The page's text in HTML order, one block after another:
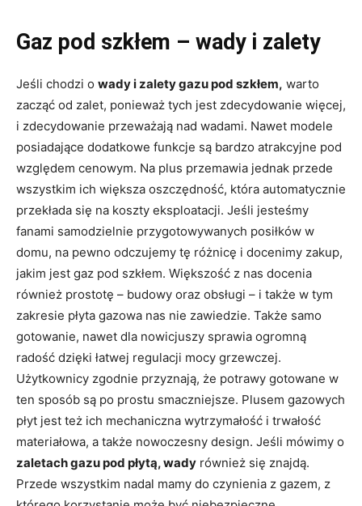
Gaz pod szkłem – wady i zalety
Jeśli chodzi o wady i zalety gazu pod szkłem, warto
zacząć od zalet, ponieważ tych jest zdecydowanie więcej,
i zdecydowanie przeważają nad wadami. Nawet modele
posiadające dodatkowe funkcje są bardzo atrakcyjne pod
względem cenowym. Na plus przemawia jednak przede
wszystkim ich większa oszczędność, która automatycznie
przekłada się na koszty eksploatacji. Jeśli jesteśmy
fanami samodzielnie przygotowywanych posiłków w
domu, na pewno odczujemy tę różnicę i docenimy zakup,
jakim jest gaz pod szkłem. Większość z nas docenia
również prostotę – budowy oraz obsługi – i także w tym
zakresie płyta gazowa nas nie zawiedzie. Także samo
gotowanie, nawet dla nowicjuszy sprawia ogromną
radość dzięki łatwej regulacji mocy grzewczej.
Użytkownicy zgodnie przyznają, że potrawy gotowane w
ten sposób są po prostu smaczniejsze. Plusem gazowych
płyt jest też ich mechaniczna wytrzymałość i trwałość
materiałowa, a także nowoczesny design. Jeśli mówimy o
zaletach gazu pod płytą, wady również się znajdą.
Przede wszystkim nadal mamy do czynienia z gazem, z